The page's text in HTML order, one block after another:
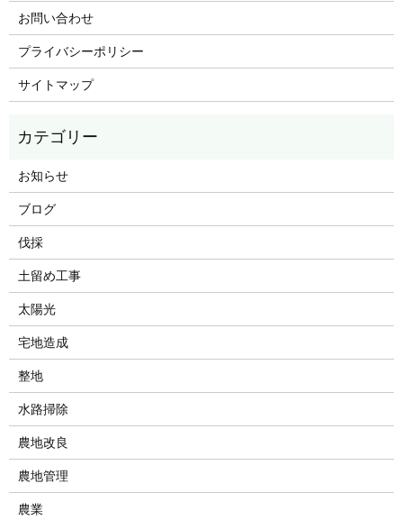
お問い合わせ
プライバシーポリシー
サイトマップ
お知らせ
ブログ
伐採
土留め工事
太陽光
宅地造成
整地
水路掃除
農地改良
農地管理
農業